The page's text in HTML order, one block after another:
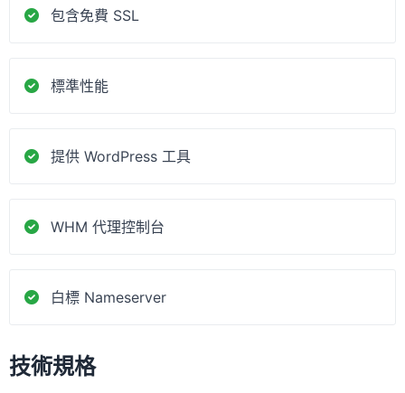
包含免費 SSL
標準性能
提供 WordPress 工具
WHM 代理控制台
白標 Nameserver
技術規格